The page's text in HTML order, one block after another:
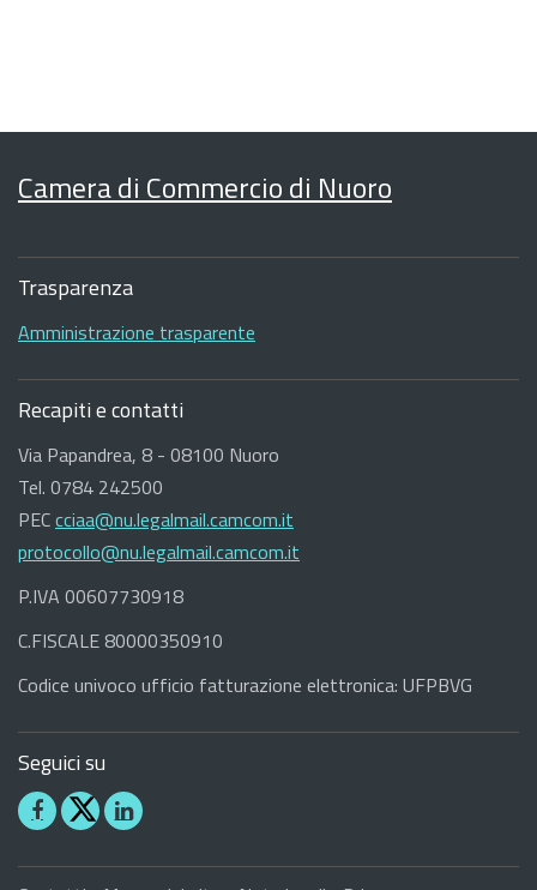
Camera di Commercio di Nuoro
Sezione
Footer
Trasparenza
Amministrazione trasparente
Recapiti e contatti
Via Papandrea, 8 - 08100 Nuoro
Tel. 0784 242500
PECcciaa@nu.legalmail.camcom.it
protocollo@nu.legalmail.camcom.it
P.IVA 00607730918
C.FISCALE 80000350910
Codice univoco ufficio fatturazione elettronica: UFPBVG
Seguici su
Seguici
su
Seguici
su